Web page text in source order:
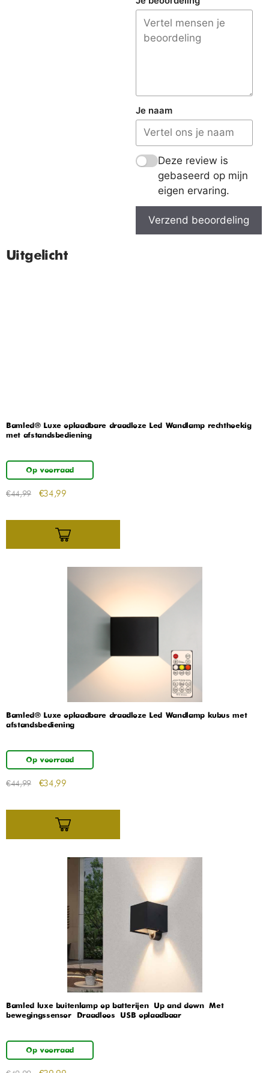
Je naam
Deze review is
gebaseerd op mijn
eigen ervaring.
Verzend beoordeling
Uitgelicht
Bamled® Luxe oplaadbare draadloze Led Wandlamp rechthoekig
met afstandsbediening
Op voorraad
€44,99 €34,99
Bamled® Luxe oplaadbare draadloze Led Wandlamp kubus met
afstandsbediening
Op voorraad
€44,99 €34,99
Bamled luxe buitenlamp op batterijen – Up and down – Met
bewegingssensor – Draadloos – USB oplaadbaar
Op voorraad